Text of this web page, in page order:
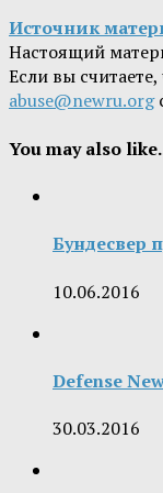
Источник
Настоящий
Если вы
abuse@newru.org
You may also
Бундесвер
10.06.2016
Defense
30.03.2016